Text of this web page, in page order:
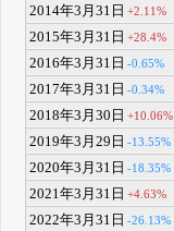
2014年3月31日 +2.11%
2015年3月31日 +28.4%
2016年3月31日 -0.65%
2017年3月31日 -0.34%
2018年3月30日 +10.06%
2019年3月29日 -13.55%
2020年3月31日 -18.35%
2021年3月31日 +4.63%
2022年3月31日 -26.13%